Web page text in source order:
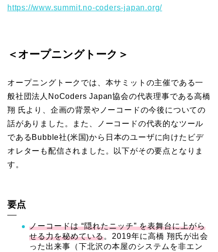
https://www.summit.no-coders-japan.org/
＜オープニングトーク＞
オープニングトークでは、本サミットの主催である一
般社団法人NoCoders Japan協会の代表理事である高橋
翔 氏より、企画の背景やノーコードの今後についての
話がありました。また、ノーコードの代表的なツール
であるBubble社(米国)から日本のユーザに向けたビデ
オレターも配信されました。以下がその要点となりま
す。
要点
ノーコードは “隠れたニッチ” を表舞台に上がら
せる力を秘めている。2019年に高橋 翔氏が出会
った出来事（下北沢の本屋のシステムを非エン